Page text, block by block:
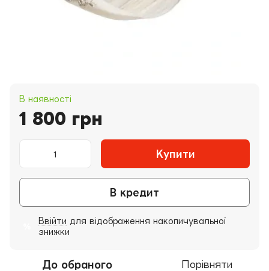
В наявності
1 800 грн
Купити
В кредит
Ввійти для відображення накопичувальної
знижки
До обраного Порівняти